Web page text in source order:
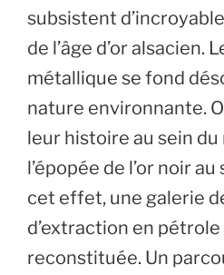
subsistent
de l’âge d’or alsacien.
métallique se fond
nature environnante.
leur histoire au sein du
l’épopée de l’or noir
cet effet, une galerie
d’extraction en
reconstituée. Un